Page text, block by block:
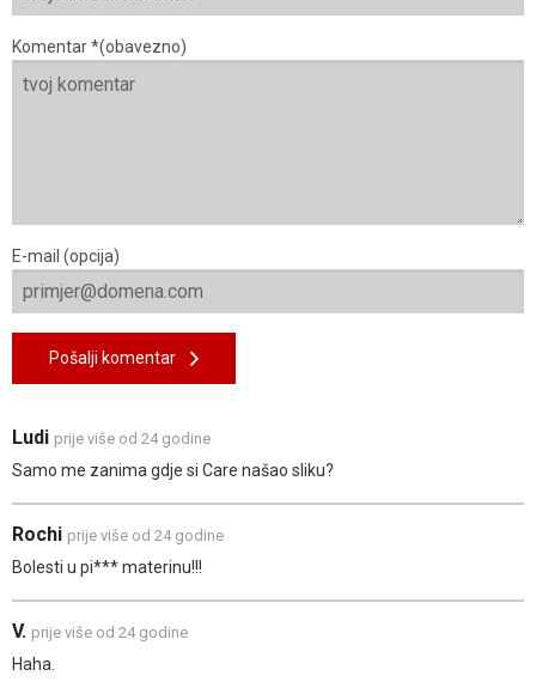
Komentar *(obavezno)
E-mail (opcija)
Pošalji komentar
Ludi prije više od 24 godine
Samo me zanima gdje si Care našao sliku?
Rochi prije više od 24 godine
Bolesti u pi*** materinu!!!
V. prije više od 24 godine
Haha.